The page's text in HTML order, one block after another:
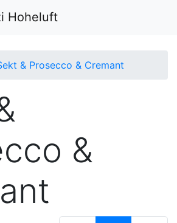
Hoheluft
& Prosecco & Cremant
&